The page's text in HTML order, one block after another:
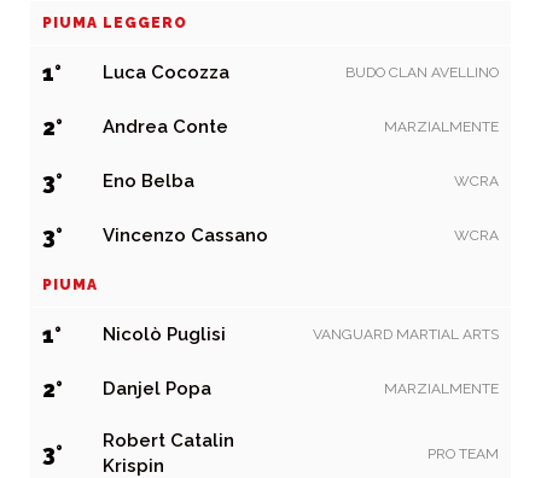
PIUMA LEGGERO
1° Luca Cocozza BUDO CLAN AVELLINO
2° Andrea Conte MARZIALMENTE
3° Eno Belba WCRA
3° Vincenzo Cassano WCRA
PIUMA
1° Nicolò Puglisi VANGUARD MARTIAL ARTS
2° Danjel Popa MARZIALMENTE
3°
Robert Catalin
Krispin
PRO TEAM